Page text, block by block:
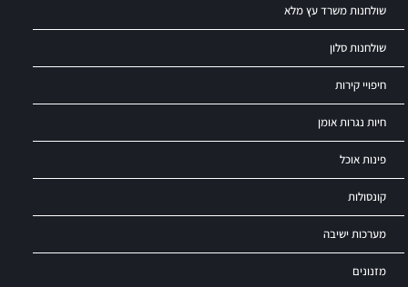
שולחנות משרד עץ מלא
שולחנות סלון
חיפויי קירות
חיות נגרות אומן
פינות אוכל
קונסולות
מערכות ישיבה
מזנונים